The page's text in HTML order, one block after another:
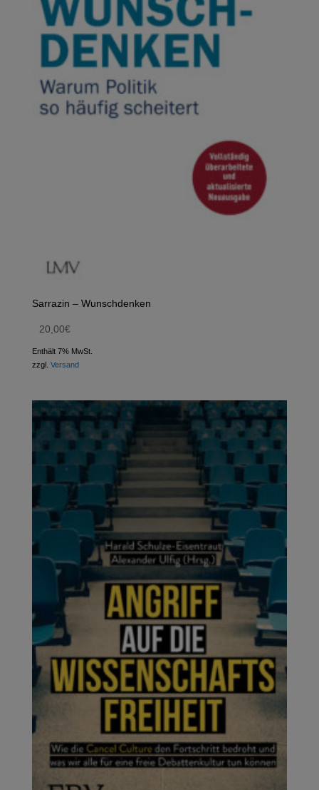
Sarrazin – Wunschdenken
20,00€
Enthält 7% MwSt.
zzgl. Versand